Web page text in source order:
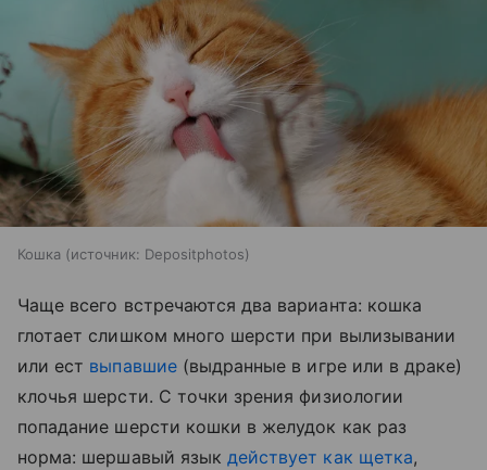
Кошка источник: Depositphotos
Чаще всего встречаются два варианта: кошка
глотает слишком много шерсти при вылизывании
или ест выпавшие(выдранные в игре или в драке)
клочья шерсти. С точки зрения физиологии
попадание шерсти кошки в желудок как раз
норма: шершавый языкдействует как щетка,